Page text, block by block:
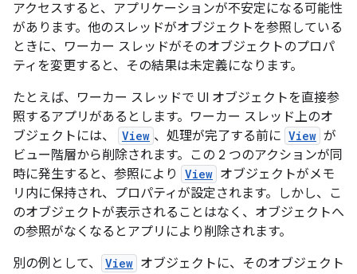
アクセスすると、アプリケーションが不安定になる可能性
があります。他のスレッドがオブジェクトを参照している
ときに、ワーカー スレッドがそのオブジェクトのプロパ
ティを変更すると、その結果は未定義になります。
たとえば、ワーカー スレッドで UI オブジェクトを直接参
照するアプリがあるとします。ワーカー スレッド上のオ
ブジェクトには、
View 、処理が完了する前に View が
ビュー階層から削除されます。この 2 つのアクションが同
時に発生すると、参照により
View オブジェクトがメモ
リ内に保持され、プロパティが設定されます。しかし、こ
のオブジェクトが表示されることはなく、オブジェクトへ
の参照がなくなるとアプリにより削除されます。
別の例として、
View オブジェクトに、そのオブジェクト